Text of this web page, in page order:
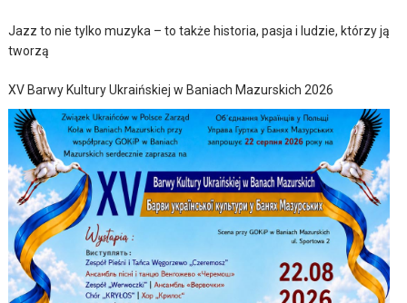
Jazz to nie tylko muzyka – to także historia, pasja i ludzie, którzy ją
tworzą
XV Barwy Kultury Ukraińskiej w Baniach Mazurskich 2026